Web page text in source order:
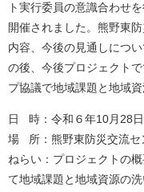
ト実行委員の意識合わせ
開催されました。熊野東
内容、今後の見通しにつ
の後、今後プロジェクト
プ協議で地域課題と地域
日 時：令和６年10月28日
場 所：熊野東防災交流セ
ねらい：プロジェクトの
て地域課題と地域資源の